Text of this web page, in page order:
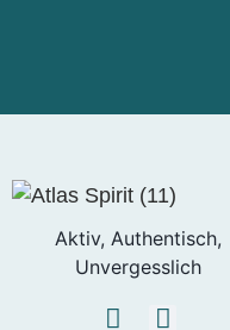
Aktiv, Authentisch,
Unvergesslich